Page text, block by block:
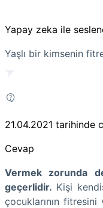
Yapay zeka ile
Yaşlı bir kimsenin
21.04.2021 tarihinde
Cevap
Vermek zorunda
geçerlidir. Kişi
çocuklarının fitresini